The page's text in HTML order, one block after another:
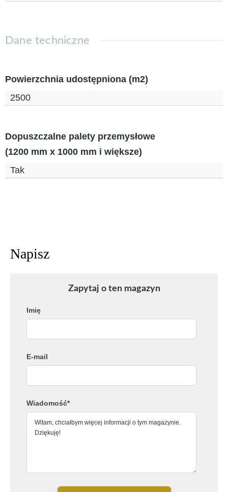
Dane techniczne
Powierzchnia udostępniona (m2)
2500
Dopuszczalne palety przemysłowe
(1200 mm x 1000 mm i większe)
Tak
Zapytaj o ten magazyn
Imię
E-mail
Wiadomość*